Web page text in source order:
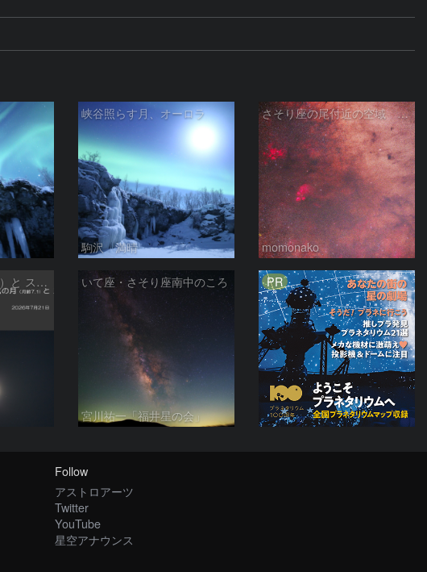
峡谷照らす月、オーロラ
駒沢 満晴
さそり座の尾付近の空域 260718
momonako
上弦の月（月齢 7.1）と スピカ いて座・さそり座南中のころ
宮川祐一「福井星の会」
PR
Follow
アストロアーツ
Twitter
YouTube
星空アナウンス